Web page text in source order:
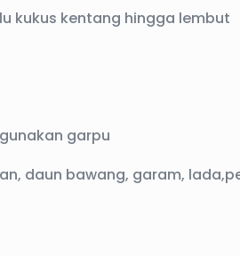
kukus kentang hingga lembut
garpu
daun bawang, garam,